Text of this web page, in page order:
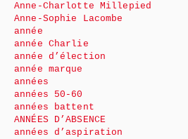
Anne-Charlotte Millepied
Anne-Sophie Lacombe
année
année Charlie
année d’élection
année marque
années
années 50-60
années battent
ANNÉES D’ABSENCE
années d’aspiration